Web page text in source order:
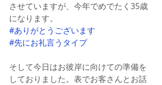
させていますが、今年でめでたく35歳
になります。
#ありがとうございます
#先にお礼言うタイプ
そして今日はお彼岸に向けての準備を
しておりました。表でお客さんとお話